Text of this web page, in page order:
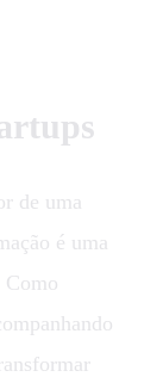
de uma
é uma
Como